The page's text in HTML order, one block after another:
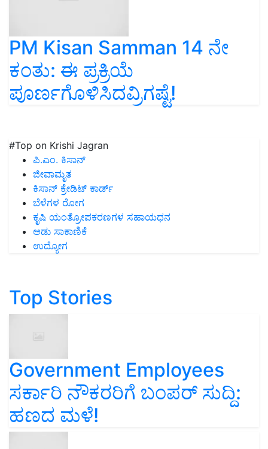
PM Kisan Samman 14 ನೇ
ಕಂತು: ಈ ಪ್ರಕ್ರಿಯೆ
ಪೂರ್ಣಗೊಳಿಸಿದವ್ರಿಗಷ್ಟೆ!
#Top on Krishi Jagran
ಪಿ.ಎಂ. ಕಿಸಾನ್
ಜೀವಾಮೃತ
ಕಿಸಾನ್ ಕ್ರೇಡಿಟ್ ಕಾರ್ಡ್
ಬೆಳೆಗಳ ರೋಗ
ಕೃಷಿ ಯಂತ್ರೋಪಕರಣಗಳ ಸಹಾಯಧನ
ಆಡು ಸಾಕಾಣಿಕೆ
ಉದ್ಯೋಗ
Top Stories
Government Employees
ಸರ್ಕಾರಿ ನೌಕರರಿಗೆ ಬಂಪರ್‌ ಸುದ್ದಿ:
ಹಣದ ಮಳೆ!